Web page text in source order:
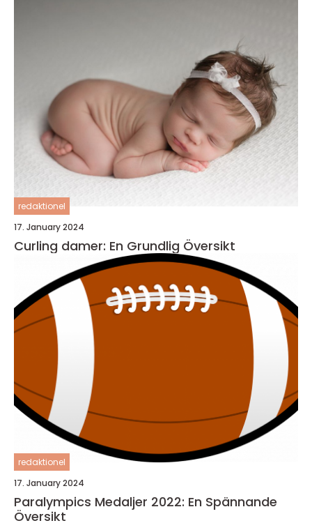
redaktionel
17. January 2024
Curling damer: En Grundlig Översikt
redaktionel
17. January 2024
Paralympics Medaljer 2022: En Spännande
Översikt